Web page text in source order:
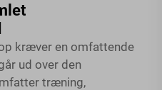
kræver en omfattende
ud over den
træning,